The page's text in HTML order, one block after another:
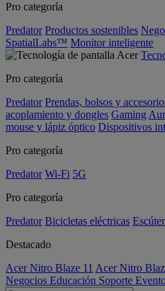
Pro categoría
Predator Productos sostenibles
SpatialLabs™ Monitor inteligente
Pro categoría
Predator Prendas, bolsos y
acoplamiento y dongles Gaming
mouse y lápiz óptico Dispositivos
Pro categoría
Predator Wi-Fi 5G
Pro categoría
Predator Bicicletas eléctricas
Destacado
Acer Nitro Blaze 11 Acer Nitro
Negocios Educación Soporte